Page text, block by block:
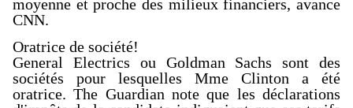
moyenne et proche des milieux financiers, avance
CNN.
Oratrice de société!
General Electrics ou Goldman Sachs sont des
sociétés pour lesquelles Mme Clinton a été
oratrice. The Guardian note que les déclarations